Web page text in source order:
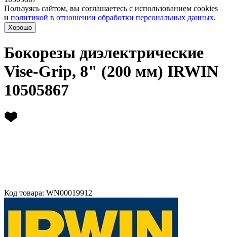
Пользуясь сайтом, вы соглашаетесь с использованием cookies
и политикой в отношении обработки персональных данных.
Хорошо
Бокорезы диэлектрические
Vise-Grip, 8" (200 мм) IRWIN
10505867
Код товара: WN00019912